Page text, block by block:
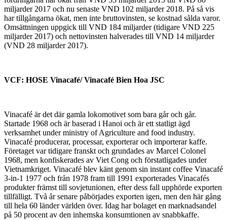
miljarder 2017 och nu senaste VND 102 miljarder 2018. På så vis
har tillgångarna ökat, men inte bruttovinsten, se kostnad sålda varor.
Omsättningen uppgick till VND 184 miljarder (tidigare VND 225
miljarder 2017) och nettovinsten halverades till VND 14 miljarder
(VND 28 miljarder 2017).
VCF: HOSE Vinacafé/ Vinacafé Bien Hoa JSC
Vinacafé är det där gamla lokomotivet som bara går och går.
Startade 1968 och är baserad i Hanoi och är ett statligt ägd
verksamhet under ministry of Agriculture and food industry.
Vinacafé producerar, processar, exporterar och importerar kaffe.
Företaget var tidigare franskt och grundades av Marcel Colonel
1968, men konfiskerades av Viet Cong och förstatligades under
Vietnamkriget. Vinacafé blev känt genom sin instant coffee Vinacafé
3-in-1 1977 och från 1978 fram till 1991 exporterades Vinacafés
produkter främst till sovjetunionen, efter dess fall upphörde exporten
tillfälligt. Två år senare påbörjades exporten igen, men den här gång
till hela 60 länder världen över. Idag har bolaget en marknadsandel
på 50 procent av den inhemska konsumtionen av snabbkaffe.